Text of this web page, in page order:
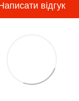
відгук